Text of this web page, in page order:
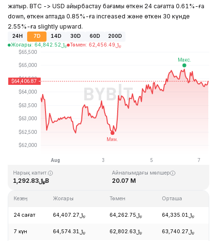
жатыр. BTC -> USD айырбастау бағамы өткен 24 сағатта 0.61%-ға
down, өткен аптада 0.85%-ға increased және өткен 30 күнде
2.55%-ға slightly upward.
24H 7D 14D 30D 60D
200D
Жоғары: ﷼64,842.52 Төмен: ﷼ 62,456.49
Соңғы жаңарту: 2026-08-07, 08:40 GMT+0
﷼126,080.00
Нарық капит.
﷼1,292.83B
Айналымдағы мөлшер
20.07 M
Кезең Жоғары Төмен Орташа
24 сағат ﷼64,407.27 ﷼64,262.75 ﷼64,335.01
7 күн ﷼64,574.31 ﷼62,802.63 ﷼63,740.27